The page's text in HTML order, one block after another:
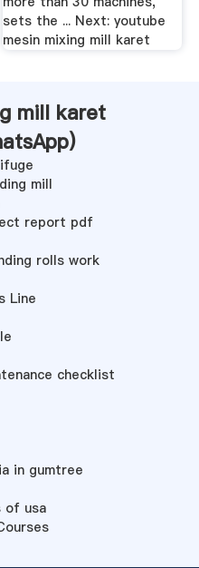
sets the ... Next: youtube
mesin mixing mill karet
mill karet
)
mill
report pdf
rolls work
Line
checklist
in gumtree
of usa